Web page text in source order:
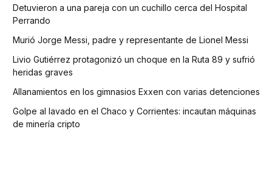
Detuvieron a una pareja con un cuchillo cerca del Hospital
Perrando
Murió Jorge Messi, padre y representante de Lionel Messi
Livio Gutiérrez protagonizó un choque en la Ruta 89 y sufrió
heridas graves
Allanamientos en los gimnasios Exxen con varias detenciones
Golpe al lavado en el Chaco y Corrientes: incautan máquinas
de minería cripto